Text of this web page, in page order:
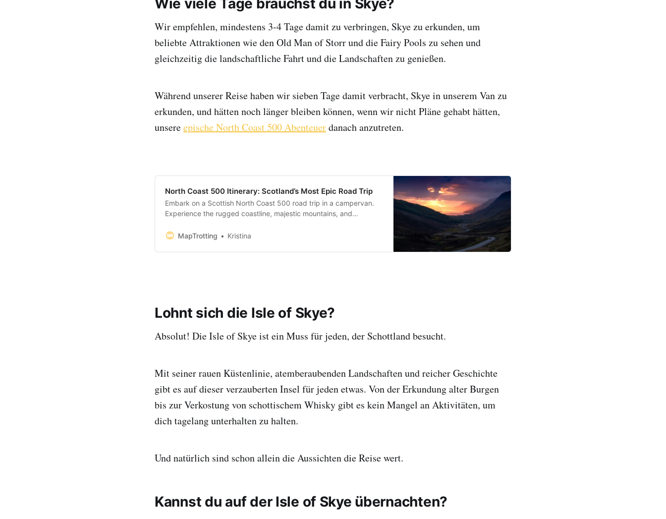
Wie viele Tage brauchst du in Skye?
Wir empfehlen, mindestens 3-4 Tage damit zu verbringen, Skye zu erkunden, um
beliebte Attraktionen wie den Old Man of Storr und die Fairy Pools zu sehen und
gleichzeitig die landschaftliche Fahrt und die Landschaften zu genießen.
Während unserer Reise haben wir sieben Tage damit verbracht, Skye in unserem Van zu
erkunden, und hätten noch länger bleiben können, wenn wir nicht Pläne gehabt hätten,
unsereepische North Coast 500 Abenteuerdanach anzutreten.
North Coast 500 Itinerary: Scotland’s Most Epic Road Trip
Embark on a Scottish North Coast 500 road trip in a campervan.
Experience the rugged coastline, majestic mountains, and
MapTrotting
Kristina
Lohnt sich die Isle of Skye?
Absolut! Die Isle of Skye ist ein Muss für jeden, der Schottland besucht.
Mit seiner rauen Küstenlinie, atemberaubenden Landschaften und reicher Geschichte
gibt es auf dieser verzauberten Insel für jeden etwas. Von der Erkundung alter Burgen
bis zur Verkostung von schottischem Whisky gibt es kein Mangel an Aktivitäten, um
dich tagelang unterhalten zu halten.
Und natürlich sind schon allein die Aussichten die Reise wert.
Kannst du auf der Isle of Skye übernachten?